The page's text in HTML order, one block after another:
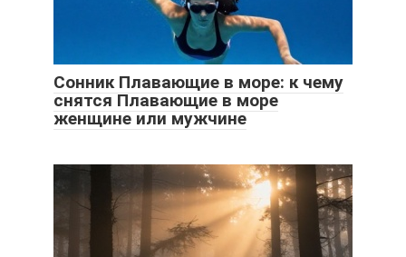
Сонник Плавающие в море: к чему
снятся Плавающие в море
женщине или мужчине